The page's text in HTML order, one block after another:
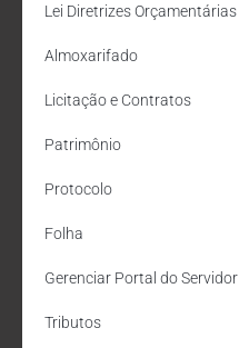
Lei Diretrizes Orçamentárias
Almoxarifado
Licitação e Contratos
Patrimônio
Protocolo
Folha
Gerenciar Portal do Servidor
Tributos